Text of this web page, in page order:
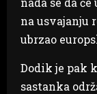
na usvajanju
ubrzao
Dodik je pak
sastanka